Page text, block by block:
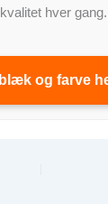
hver gang.
og farve